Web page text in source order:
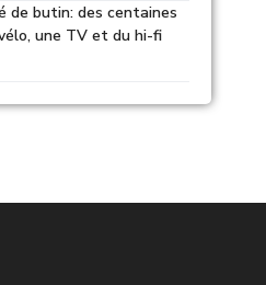
de butin: des centaines
une TV et du hi-fi